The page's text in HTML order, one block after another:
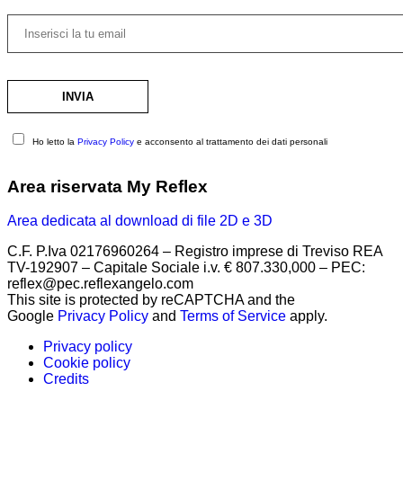
Ho letto la Privacy Policy e acconsento al trattamento dei dati personali
Area riservata My Reflex
Area dedicata al download di file 2D e 3D
C.F. P.Iva 02176960264 – Registro imprese di Treviso REA
TV-192907 – Capitale Sociale i.v. € 807.330,000 – PEC:
reflex@pec.reflexangelo.com
This site is protected by reCAPTCHA and the
Google Privacy Policy and Terms of Service apply.
Privacy policy
Cookie policy
Credits